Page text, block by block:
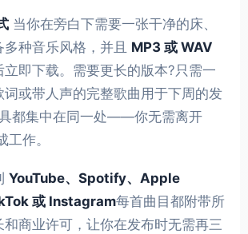
当你在旁白下需要一张干净的床、
种音乐风格，并且 MP3 或 WAV
即下载。需要更长的版本?只需一
词或带人声的完整歌曲用于下周的发
都集中在同一处——你无需离开
作。
YouTube、Spotify、Apple
或 Instagram每首曲目都附带所
和商业许可，让你在发布时无需再三